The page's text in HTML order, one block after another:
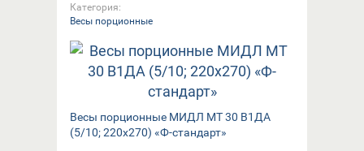
Категория:
Весы порционные
Весы порционные МИДЛ МТ 30 В1ДА
(5/10; 220x270) «Ф-стандарт»